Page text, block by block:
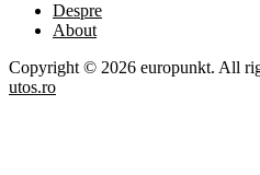
Despre
About
Copyright © 2026 europunkt. All
utos.ro